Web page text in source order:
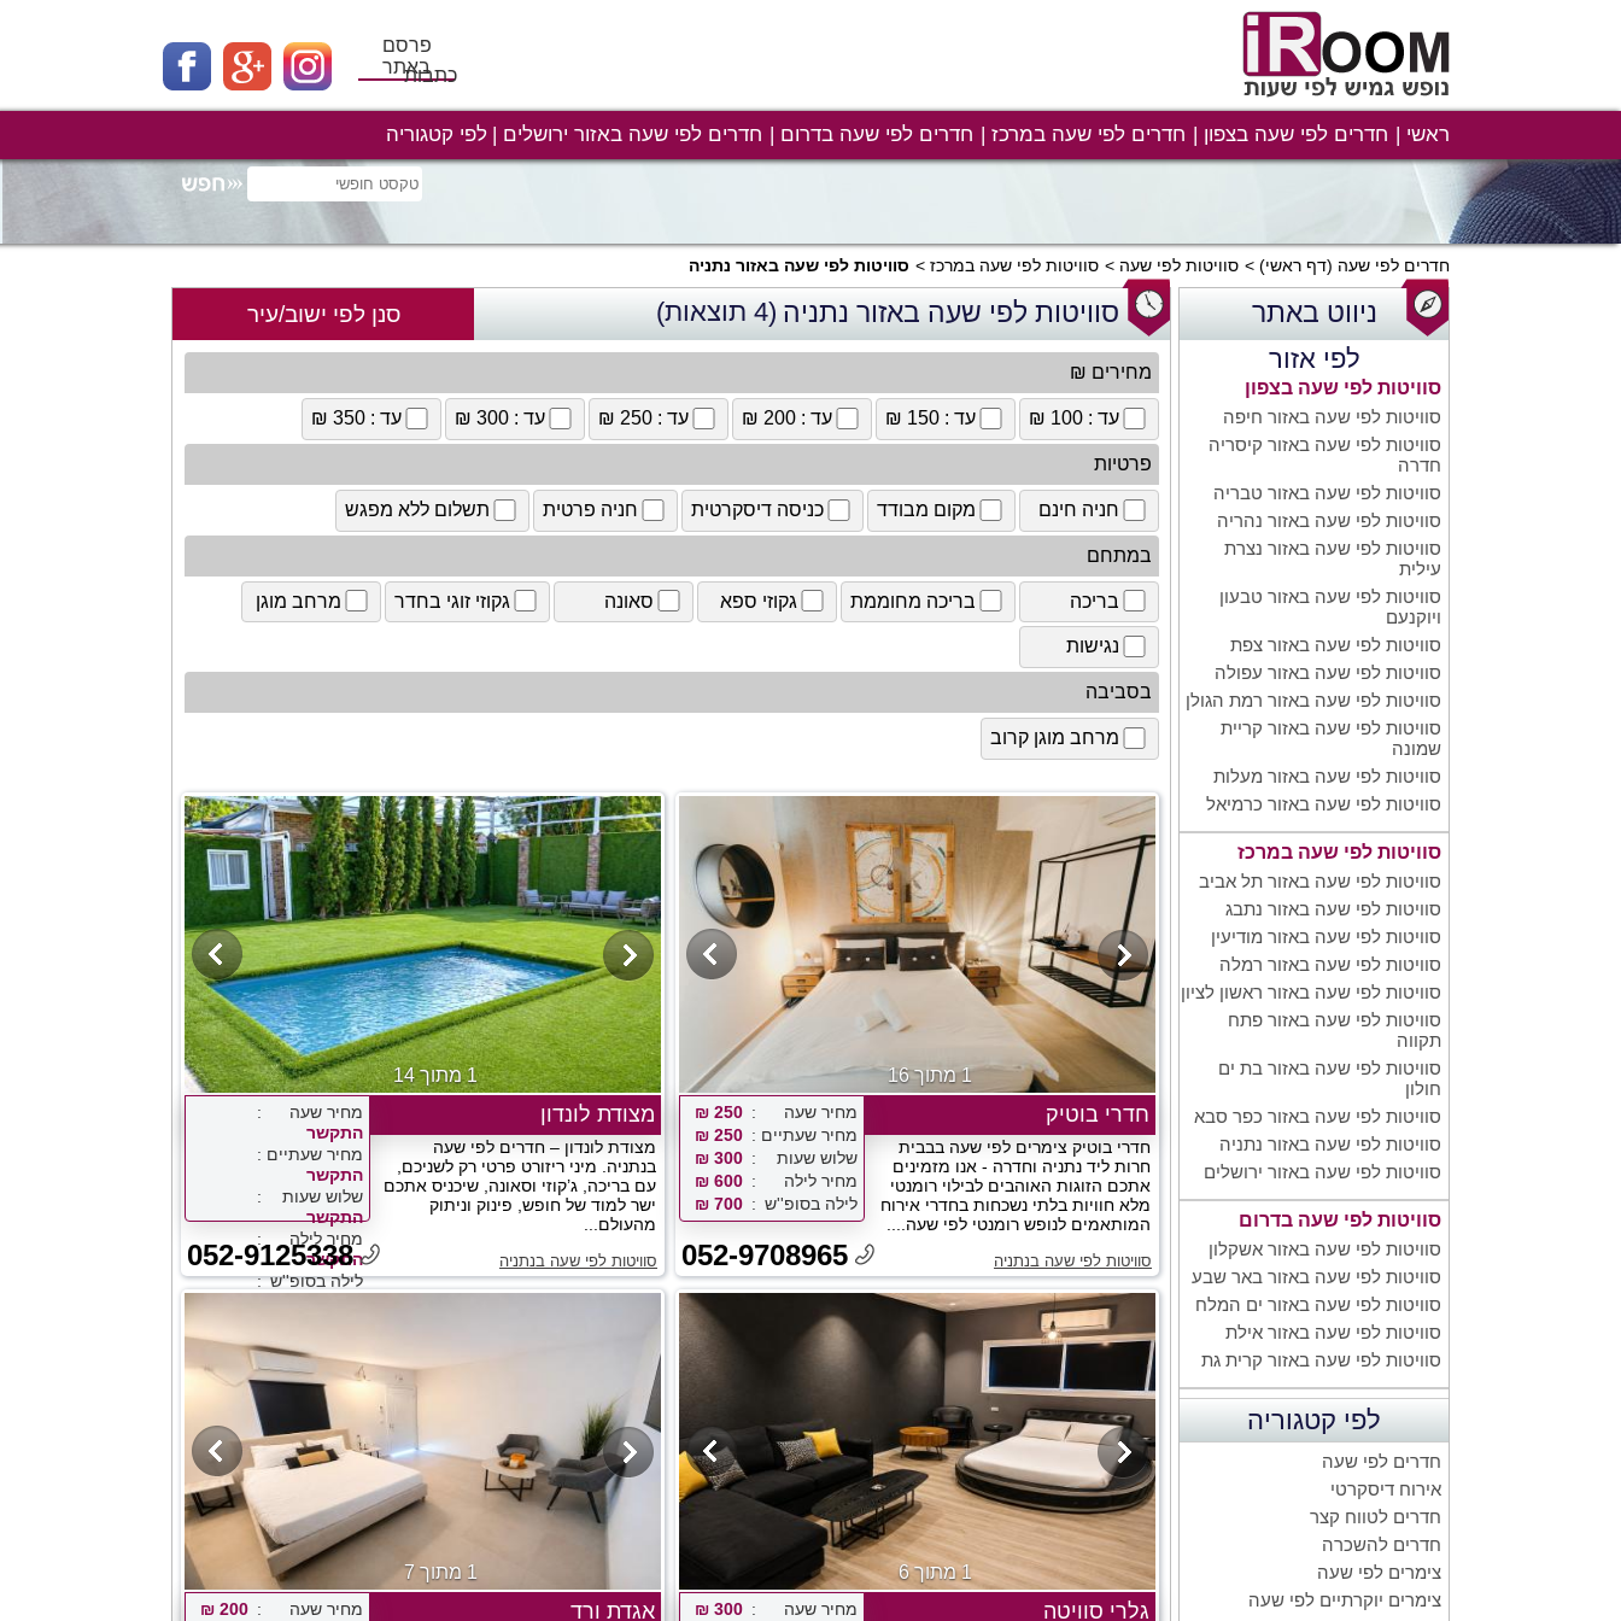
פרסם
באתרכתבות
ראשי חדרים לפי שעה בצפון חדרים לפי שעה במרכז חדרים לפי שעה בדרום חדרים לפי שעה באזור ירושלים לפי קטגוריה
חדרים לפי שעה (דף ראשי) סוויטות לפי שעה סוויטות לפי שעה במרכז סוויטות לפי שעה באזור נתניה
ניווט באתר
לפי אזור
סוויטות לפי שעה בצפון
סוויטות לפי שעה באזור חיפה
סוויטות לפי שעה באזור קיסריה
חדרה
סוויטות לפי שעה באזור טבריה
סוויטות לפי שעה באזור נהריה
סוויטות לפי שעה באזור נצרת
עילית
סוויטות לפי שעה באזור טבעון
ויוקנעם
סוויטות לפי שעה באזור צפת
סוויטות לפי שעה באזור עפולה
סוויטות לפי שעה באזור רמת הגולן
סוויטות לפי שעה באזור קריית
שמונה
סוויטות לפי שעה באזור מעלות
סוויטות לפי שעה באזור כרמיאל
סוויטות לפי שעה במרכז
סוויטות לפי שעה באזור תל אביב
סוויטות לפי שעה באזור נתבג
סוויטות לפי שעה באזור מודיעין
סוויטות לפי שעה באזור רמלה
סוויטות לפי שעה באזור ראשון לציון
סוויטות לפי שעה באזור פתח
תקווה
סוויטות לפי שעה באזור בת ים
חולון
סוויטות לפי שעה באזור כפר סבא
סוויטות לפי שעה באזור נתניה
סוויטות לפי שעה באזור ירושלים
סוויטות לפי שעה בדרום
סוויטות לפי שעה באזור אשקלון
סוויטות לפי שעה באזור באר שבע
סוויטות לפי שעה באזור ים המלח
סוויטות לפי שעה באזור אילת
סוויטות לפי שעה באזור קרית גת
לפי קטגוריה
חדרים לפי שעה
אירוח דיסקרטי
חדרים לטווח קצר
חדרים להשכרה
צימרים לפי שעה
צימרים יוקרתיים לפי שעה
סוויטות לפי שעה באזור נתניה (4 תוצאות) סנן לפי ישוב/עיר
מחירים ₪
עד : 100 ₪ עד : 150 ₪ עד : 200 ₪ עד : 250 ₪ עד : 300 ₪ עד : 350 ₪
פרטיות
חניה חינם מקום מבודד כניסה דיסקרטית חניה פרטית תשלום ללא מפגש
במתחם
בריכה בריכה מחוממת גקוזי ספא סאונה גקוזי זוגי בחדר מרחב מוגן
נגישות
בסביבה
מרחב מוגן קרוב
1 מתוך 16
חדרי בוטיק
חדרי בוטיק צימרים לפי שעה בבבית
חרות ליד נתניה וחדרה - אנו מזמינים
אתכם הזוגות האוהבים לבילוי רומנטי
מלא חוויות בלתי נשכחות בחדרי אירוח
המותאמים לנופש רומנטי לפי שעה....
סוויטות לפי שעה בנתניה
מחיר שעה
250 ₪
מחיר שעתיים
250 ₪
שלוש שעות
300 ₪
מחיר לילה
600 ₪
לילה בסופ''ש
700 ₪
052-9708965
1 מתוך 14
מצודת לונדון
מצודת לונדון – חדרים לפי שעה
בנתניה. מיני ריזורט פרטי רק לשניכם,
עם בריכה, ג’קוזי וסאונה, שיכניס אתכם
ישר למוד של חופש, פינוק וניתוק
מהעולם...
סוויטות לפי שעה בנתניה
מחיר שעה
התקשר
מחיר שעתיים
התקשר
שלוש שעות
התקשר
מחיר לילה
התקשר
לילה בסופ''ש
052-9125338
1 מתוך 6
גלרי סוויטה מחיר שעה 300 ₪
1 מתוך 7
אגדת ורד מחיר שעה 200 ₪